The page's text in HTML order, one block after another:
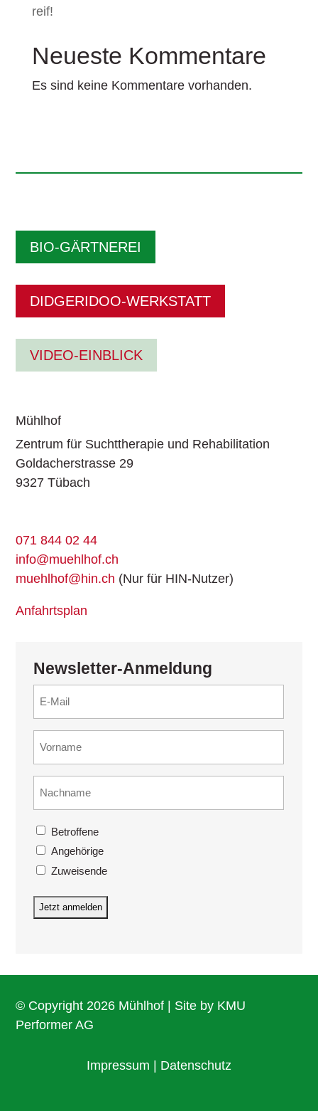
reif!
Neueste Kommentare
Es sind keine Kommentare vorhanden.
BIO-GÄRTNEREI
DIDGERIDOO-WERKSTATT
VIDEO-EINBLICK
Mühlhof
Zentrum für Suchttherapie und Rehabilitation
Goldacherstrasse 29
9327 Tübach
071 844 02 44
info@muehlhof.ch
muehlhof@hin.ch (Nur für HIN-Nutzer)
Anfahrtsplan
Newsletter-Anmeldung
(erforderlich)
Interesse
(erforderlich)
Betroffene
Angehörige
Zuweisende
© Copyright 2026 Mühlhof | Site by KMU
Performer AG
Impressum Datenschutz